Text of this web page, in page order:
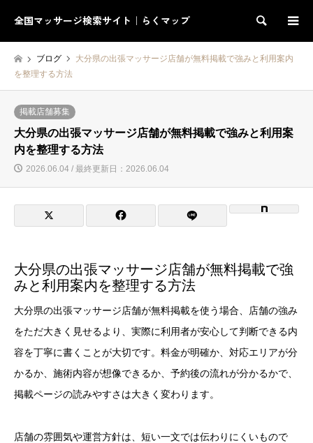
全国マッサージ検索サイト｜らくマップ 検索
ブログ
大分県の出張マッサージ店舗が無料掲載で強みと利用案内
を整理する方法
掲載店舗募集
大分県の出張マッサージ店舗が無料掲載で強みと利用案
内を整理する方法
2026.06.04 / 最終更新日：2026.06.04
大分県の出張マッサージ店舗が無料掲載で強
みと利用案内を整理する方法
大分県の出張マッサージ店舗が無料掲載を使う場合、店舗の強み
をただ大きく見せるより、実際に利用者が安心して判断できる内
容を丁寧に書くことが大切です。料金が明確か、対応エリアが分
かるか、施術内容が想像できるか、予約後の流れが分かるかで、
掲載ページの読みやすさは大きく変わります。
店舗の雰囲気や運営方針は、短い一文では伝わりにくいもので